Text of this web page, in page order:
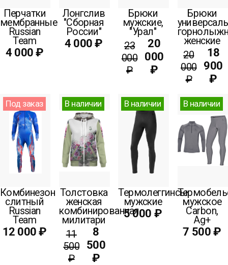
Перчатки
мембранные
Russian
Team
4 000 ₽
Лонгслив
"Сборная
России"
4 000 ₽
Брюки
мужские,
"Урал"
23
000
₽
20
000
₽
Брюки
женские
20
000
₽
18
900
₽
Под заказ
Комбинезон
слитный
Russian
Team
12 000 ₽
В наличии
Толстовка
женская
комбинированная
милитари
11
500
₽
8
500
₽
В наличии
Термолеггинсы
мужские
5 000 ₽
В наличии
мужское
Carbon,
Ag+
7 500 ₽